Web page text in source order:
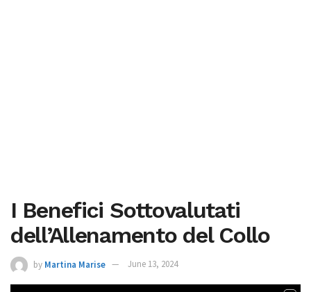
I Benefici Sottovalutati
dell’Allenamento del Collo
by Martina Marise June 13, 2024